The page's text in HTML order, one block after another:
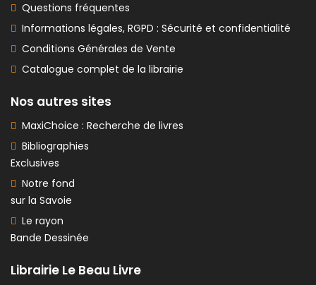
Questions fréquentes
Informations légales, RGPD : Sécurité et confidentialité
Conditions Générales de Vente
Catalogue complet de la librairie
Nos autres sites
MaxiChoice : Recherche de livres
Bibliographies
Exclusives
Notre fond
sur la Savoie
Le rayon
Bande Dessinée
Librairie Le Beau Livre